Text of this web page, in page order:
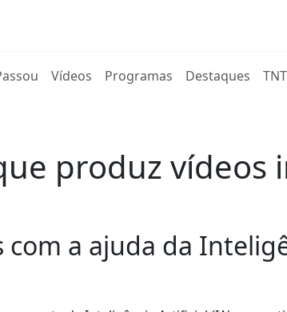
Vídeos Programas Destaques TNT
produz vídeos
a ajuda da